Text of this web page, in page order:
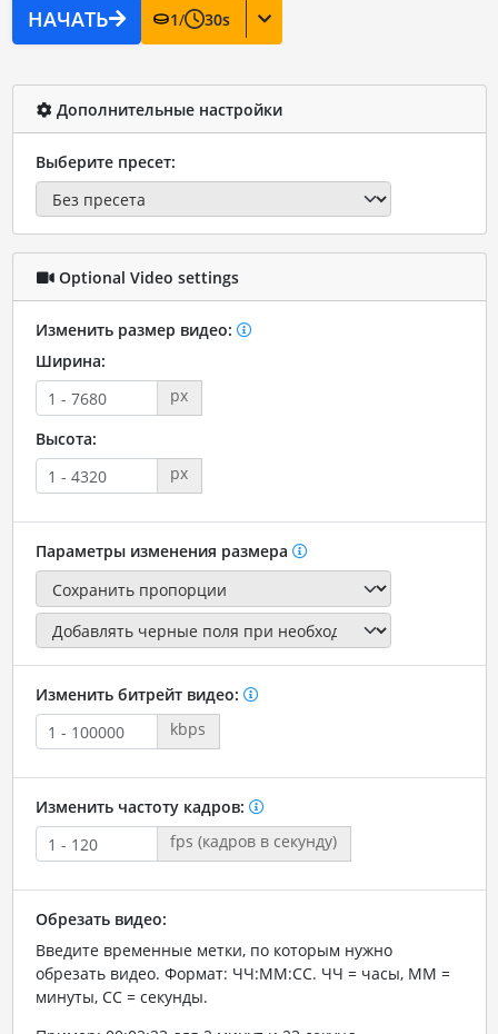
НАЧАТЬ 1/ 30s
Дополнительные настройки
Выберите пресет:
Optional Video settings
Изменить размер видео:
Ширина:
px
Высота:
px
Параметры изменения размера
Изменить битрейт видео:
kbps
Изменить частоту кадров:
fps (кадров в секунду)
Обрезать видео:
Введите временные метки, по которым нужно
обрезать видео. Формат: ЧЧ:ММ:СС. ЧЧ = часы, ММ =
минуты, СС = секунды.